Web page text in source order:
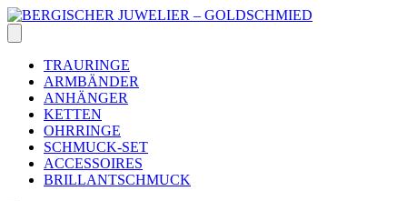
Skip
to
content
TRAURINGE
ARMBÄNDER
ANHÄNGER
KETTEN
OHRRINGE
SCHMUCK-SET
ACCESSOIRES
BRILLANTSCHMUCK